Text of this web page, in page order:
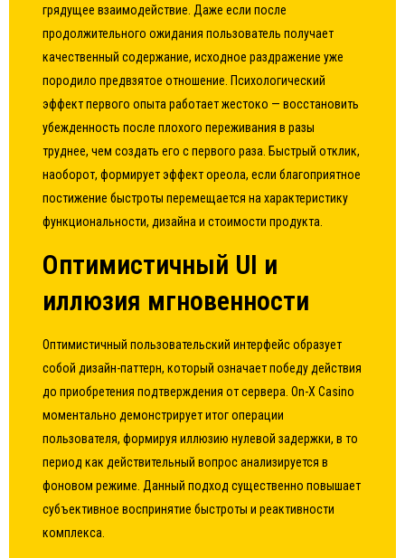
грядущее взаимодействие. Даже если после
продолжительного ожидания пользователь получает
качественный содержание, исходное раздражение уже
породило предвзятое отношение. Психологический
эффект первого опыта работает жестоко — восстановить
убежденность после плохого переживания в разы
труднее, чем создать его с первого раза. Быстрый отклик,
наоборот, формирует эффект ореола, если благоприятное
постижение быстроты перемещается на характеристику
функциональности, дизайна и стоимости продукта.
Оптимистичный UI и
иллюзия мгновенности
Оптимистичный пользовательский интерфейс образует
собой дизайн-паттерн, который означает победу действия
до приобретения подтверждения от сервера. On-X Casino
моментально демонстрирует итог операции
пользователя, формируя иллюзию нулевой задержки, в то
период как действительный вопрос анализируется в
фоновом режиме. Данный подход существенно повышает
субъективное воспринятие быстроты и реактивности
комплекса.